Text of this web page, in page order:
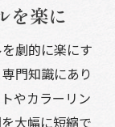
を楽に
劇的に楽にす
門知識にあり
やカラーリン
大幅に短縮で